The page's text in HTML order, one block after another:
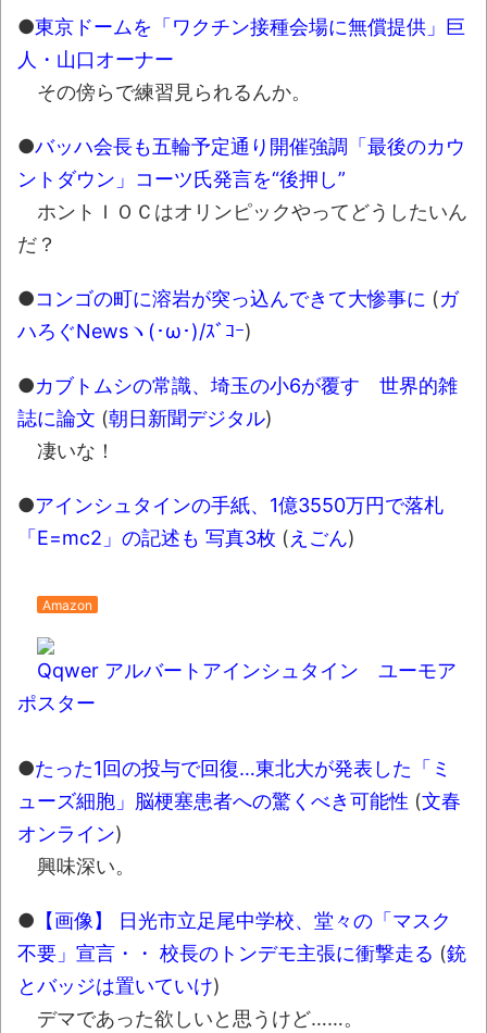
この時期に避難所生活は大変だよな(´・ω・
｀)
ウード&ギターで奏でるFF5「古代図書
レトロパソコンの雑誌掲載プログラムリス
トを打ち込んだゲームプレイ動画で当時が懐か
しい。
36年 ～因果な逆転劇～
50歳になりました
お前らの身体の悩み教えてくれ
みんななんだかんだ言ってお金持ってんじ
「アメリカのヤンキーがアジア人にケンカ
を売った結果ｗｗｗ」 ほか
落ちるまで』
す(若干ネタバレあり) 26/07/25
独学で挑んだ2026年二級建築士学科試験結
果速報（仮）
体験談：仕事で同じビルの中に入っている
グループ会社の嫁子 [ほのぼの]
かなりお姉さんになったね
壊れたエアコンと歌えないボク
バージョンアップ情報更新 AOMEI
●東京ドームを「ワクチン接種会場に無償提供」巨
人・山口オーナー
その傍らで練習見られるんか。
●バッハ会長も五輪予定通り開催強調「最後のカウ
ントダウン」コーツ氏発言を“後押し”
ホントＩＯＣはオリンピックやってどうしたいん
だ？
●コンゴの町に溶岩が突っ込んできて大惨事に (ガ
ハろぐNewsヽ(･ω･)/ｽﾞｺｰ)
●カブトムシの常識、埼玉の小6が覆す 世界的雑
誌に論文 (朝日新聞デジタル)
凄いな！
●アインシュタインの手紙、1億3550万円で落札
「E=mc2」の記述も 写真3枚 (えごん)
Amazon
Qqwer アルバートアインシュタイン ユーモア
ポスター
●たった1回の投与で回復…東北大が発表した「ミ
ューズ細胞」脳梗塞患者への驚くべき可能性 (文春
オンライン)
興味深い。
● 【画像】 日光市立足尾中学校、堂々の「マスク
不要」宣言・・ 校長のトンデモ主張に衝撃走る (銃
とバッジは置いていけ)
デマであった欲しいと思うけど……。